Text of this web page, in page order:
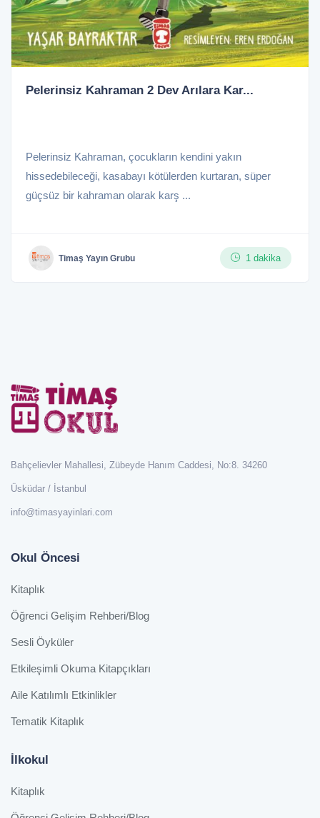
Pelerinsiz Kahraman 2 Dev Arılara Kar...
Pelerinsiz Kahraman, çocukların kendini yakın
hissedebileceği, kasabayı kötülerden kurtaran, süper
güçsüz bir kahraman olarak karş ...
Timaş Yayın Grubu 1 dakika
Bahçelievler Mahallesi, Zübeyde Hanım Caddesi, No:8. 34260
Üsküdar / İstanbul
info@timasyayinlari.com
Okul Öncesi
Kitaplık
Öğrenci Gelişim Rehberi/Blog
Sesli Öyküler
Etkileşimli Okuma Kitapçıkları
Aile Katılımlı Etkinlikler
Tematik Kitaplık
İlkokul
Kitaplık